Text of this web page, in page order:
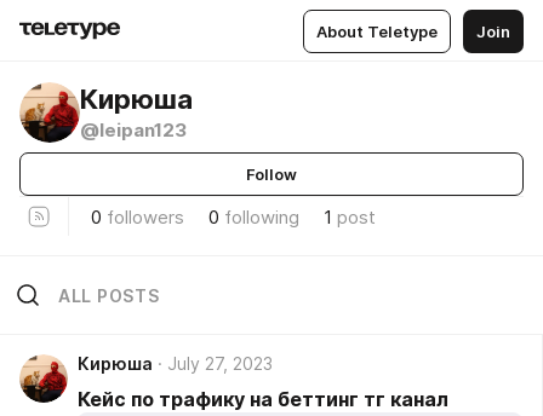
About Teletype Join
Кирюша
@leipan123
Follow
0 followers 0 following 1 post
ALL POSTS
Кирюша July 27, 2023
Кейс по трафику на беттинг тг канал